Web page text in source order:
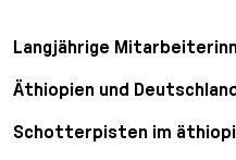
Langjährige
Äthiopien und
Schotterpisten im